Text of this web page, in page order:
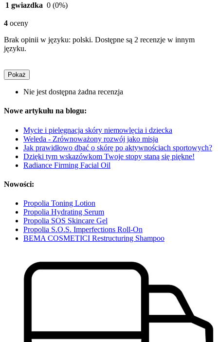
1 gwiazdka 0 (0%)
4 oceny
Brak opinii w języku: polski. Dostępne są 2 recenzje w innym
języku.
Pokaż
Nie jest dostępna żadna recenzja
Nowe artykułu na blogu:
Mycie i pielęgnacja skóry niemowlęcia i dziecka
Weleda - Zrównoważony rozwój jako misja
Jak prawidłowo dbać o skórę po aktywnościach sportowych?
Dzięki tym wskazówkom Twoje stopy staną się piękne!
Radiance Firming Facial Oil
Nowości:
Propolia Toning Lotion
Propolia Hydrating Serum
Propolia SOS Skincare Gel
Propolia S.O.S. Imperfections Roll-On
BEMA COSMETICI Restructuring Shampoo